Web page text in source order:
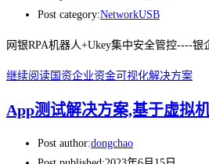
Post category:NetworkUSB
网银RPA机器人+Ukey集中安全管控----
继续阅读 国资企业资金可视化解决方案
App测试解决方案,基于虚拟
Post author:dongchao